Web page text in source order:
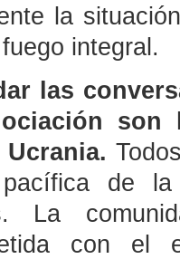
la
integral.
las
son
pacífica de
La
con el